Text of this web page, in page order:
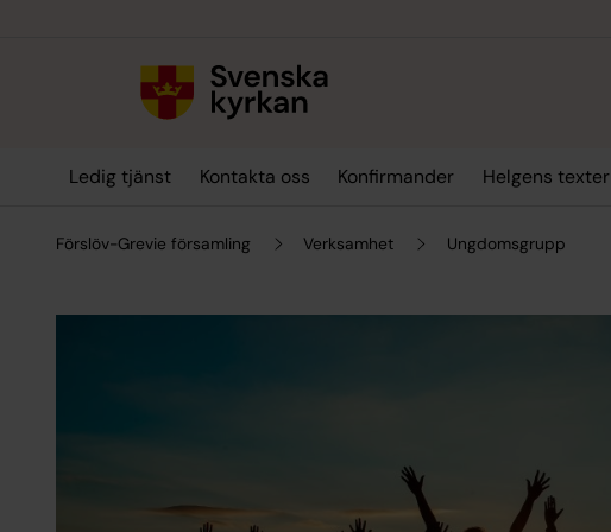
Ledig tjänst Kontakta oss Konfirmander Helgens texter
Förslöv-Grevie församling Verksamhet Ungdomsgrupp